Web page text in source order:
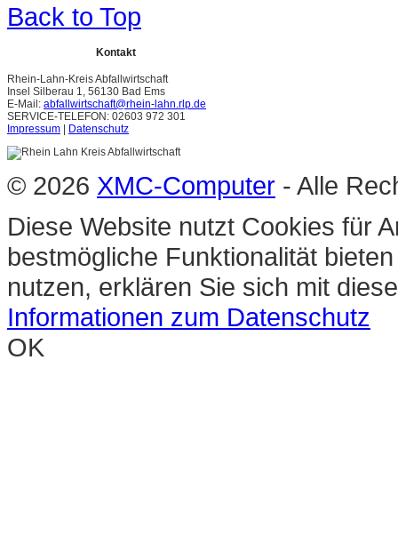
Back to Top
Kontakt
Rhein-Lahn-Kreis Abfallwirtschaft
Insel Silberau 1, 56130 Bad Ems
E-Mail: abfallwirtschaft@rhein-lahn.rlp.de
SERVICE-TELEFON: 02603 972 301
Impressum | Datenschutz
© 2026 XMC-Computer - Alle
Diese Website nutzt Cookies für
bestmögliche Funktionalität
nutzen, erklären Sie sich mit
Informationen zum Datenschutz
OK